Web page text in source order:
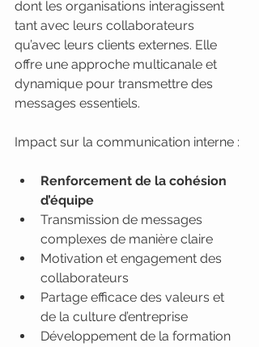
dont les organisations interagissent
tant avec leurs collaborateurs
qu’avec leurs clients externes. Elle
offre une approche multicanale et
dynamique pour transmettre des
messages essentiels.
Impact sur la communication interne :
Renforcement de la cohésion
d’équipe
Transmission de messages
complexes de manière claire
Motivation et engagement des
collaborateurs
Partage efficace des valeurs et
de la culture d’entreprise
Développement de la formation